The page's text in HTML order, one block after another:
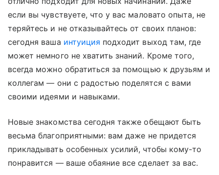
если вы чувствуете, что у вас маловато опыта, не
теряйтесь и не отказывайтесь от своих планов:
сегодня ваша интуиция подходит выход там, где
может немного не хватить знаний. Кроме того,
всегда можно обратиться за помощью к друзьям и
коллегам — они с радостью поделятся с вами
своими идеями и навыками.
Новые знакомства сегодня также обещают быть
весьма благоприятными: вам даже не придется
прикладывать особенных усилий, чтобы кому-то
понравится — ваше обаяние все сделает за вас.